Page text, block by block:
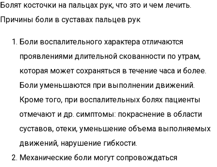
Болят косточки на пальцах рук, что это и чем лечить.
Причины боли в суставах пальцев рук
Боли воспалительного характера отличаются
проявлениями длительной скованности по утрам,
которая может сохраняться в течение часа и более.
Боли уменьшаются при выполнении движений.
Кроме того, при воспалительных болях пациенты
отмечают и др. симптомы: покраснение в области
суставов, отеки, уменьшение объема выполняемых
движений, нарушение гибкости.
Механические боли могут сопровождаться